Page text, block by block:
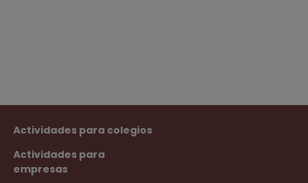
Actividades para colegios
Actividades para
empresas